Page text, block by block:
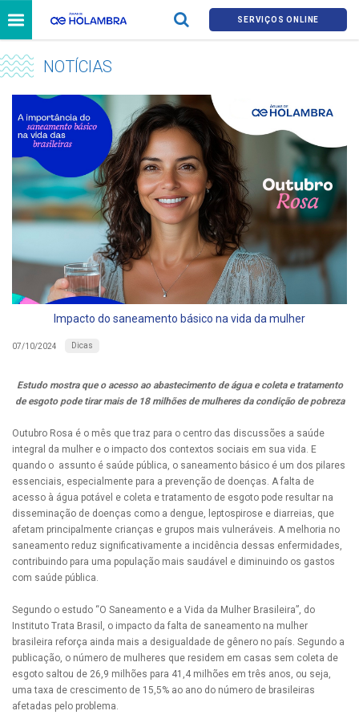
SERVIÇOS ONLINE
NOTÍCIAS
Impacto do saneamento básico na vida da mulher
07/10/2024 Dicas
Estudo mostra que o acesso ao abastecimento de água e coleta e tratamento
de esgoto pode tirar mais de 18 milhões de mulheres da condição de pobreza
Outubro Rosa é o mês que traz para o centro das discussões a saúde
integral da mulher e o impacto dos contextos sociais em sua vida. E
quando o assunto é saúde pública, o saneamento básico é um dos pilares
essenciais, especialmente para a prevenção de doenças. A falta de
acesso à água potável e coleta e tratamento de esgoto pode resultar na
disseminação de doenças como a dengue, leptospirose e diarreias, que
afetam principalmente crianças e grupos mais vulneráveis. A melhoria no
saneamento reduz significativamente a incidência dessas enfermidades,
contribuindo para uma população mais saudável e diminuindo os gastos
com saúde pública.
Segundo o estudo “O Saneamento e a Vida da Mulher Brasileira”, do
Instituto Trata Brasil, o impacto da falta de saneamento na mulher
brasileira reforça ainda mais a desigualdade de gênero no país. Segundo a
publicação, o número de mulheres que residem em casas sem coleta de
esgoto saltou de 26,9 milhões para 41,4 milhões em três anos, ou seja,
uma taxa de crescimento de 15,5% ao ano do número de brasileiras
afetadas pelo problema.